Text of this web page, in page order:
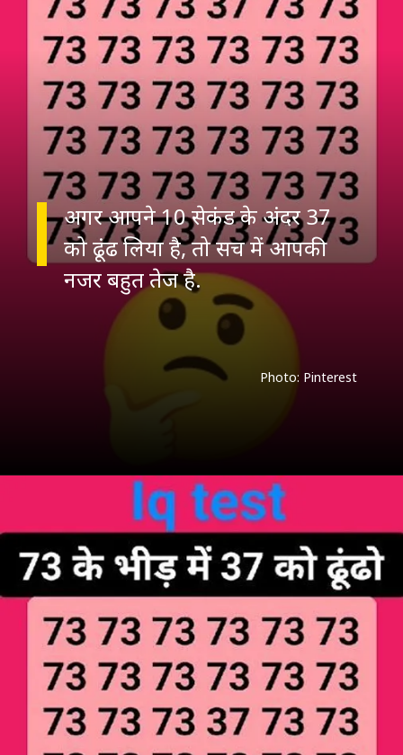
अगर आपने 10 सेकंड के अंदर 37
को ढूंढ लिया है, तो सच में आपकी
नजर बहुत तेज है.
Photo: Pinterest